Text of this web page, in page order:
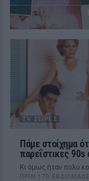
TV ΣΕΙΡΈΣ
Πάμε στοίχημα
παρεΐστικες 90s
Κι όμως ήταν πολύ
ΠΡΙΝ 170